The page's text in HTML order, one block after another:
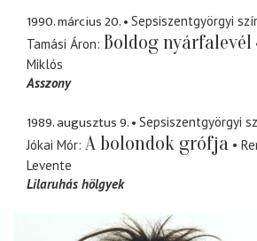
1990. március 20.
Sepsiszentgyörgyi
Tamási Áron Boldog nyárfalevél
Miklós
Asszony
1989. augusztus 9.
Sepsiszentgyörgyi
Jókai Mór A bolondok grófja
Levente
Lilaruhás hölgyek